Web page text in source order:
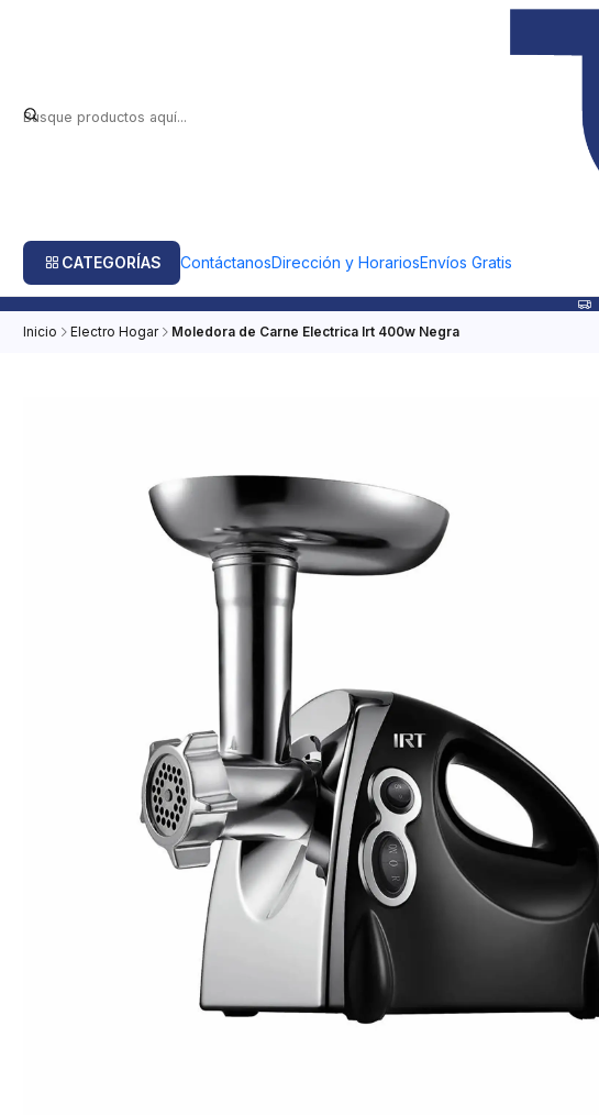
CATEGORÍAS ContáctanosDirección y HorariosEnvíos Gratis
Inicio Electro Hogar Moledora de Carne Electrica Irt 400w Negra